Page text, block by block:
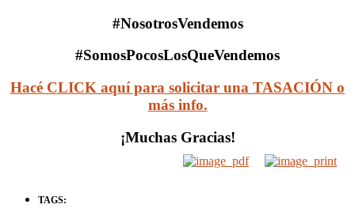
#NosotrosVendemos
#SomosPocosLosQueVendemos
Hacé CLICK aquí para solicitar una TASACIÓN o
más info.
¡Muchas Gracias!
TAGS: